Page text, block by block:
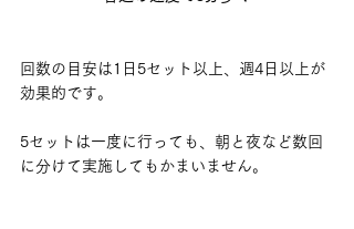
回数の目安は1日5セット以上、週4日以上が
効果的です。
5セットは一度に行っても、朝と夜など数回
に分けて実施してもかまいません。